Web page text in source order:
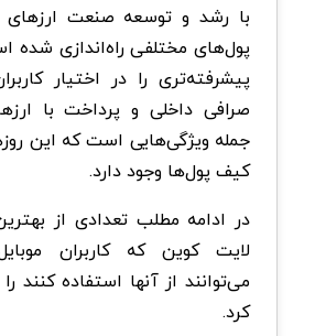
با رشد و توسعه صنعت ارزهای
پول‌های مختلفی راه‌اندازی شده
پیشرفته‌تری را در اختیار
صرافی داخلی و پرداخت با
جمله ویژگی‌هایی است که این
کیف پول‌ها وجود دارد.
در ادامه مطلب تعدادی از
لایت کوین که کاربران
می‌توانند از آنها استفاده کنند
کرد.